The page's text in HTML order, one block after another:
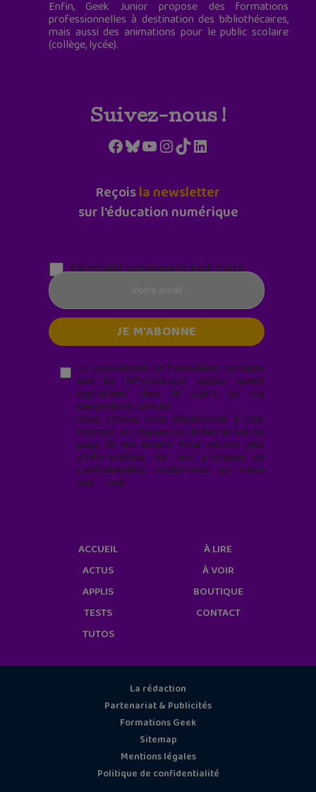
Enfin, Geek Junior propose des formations
professionnelles à destination des bibliothécaires,
mais aussi des animations pour le public scolaire
(collège, lycée).
Suivez-nous !
Facebook
Bluesky
YouTube
Instagram
TikTokLinkedIn
Reçoisla newsletter
sur l'éducation numérique
Parentalité numérique (le lundi matin)
En soumettant ce formulaire, j’accepte
que les informations saisies soient
exploitées* dans le cadre de ma
demande de contact.
Vous pouvez vous désabonner à tout
moment en cliquant sur le lien en bas de
page de nos emails. Pour obtenir plus
d'informations sur nos pratiques de
confidentialité, rendez-vous sur notre
site web
ACCUEIL
ACTUS
APPLIS
TESTS
TUTOS
À LIRE
À VOIR
BOUTIQUE
CONTACT
La rédaction
Partenariat & Publicités
Formations Geek
Sitemap
Mentions légales
Politique de confidentialité